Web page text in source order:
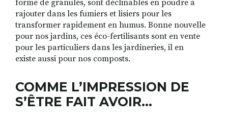
forme de granulés, sont déclinables en poudre à
rajouter dans les fumiers et lisiers pour les
transformer rapidement en humus. Bonne nouvelle
pour nos jardins, ces éco-fertilisants sont en vente
pour les particuliers dans les jardineries, il en
existe aussi pour nos composts.
COMME L’IMPRESSION DE
S’ÊTRE FAIT AVOIR…